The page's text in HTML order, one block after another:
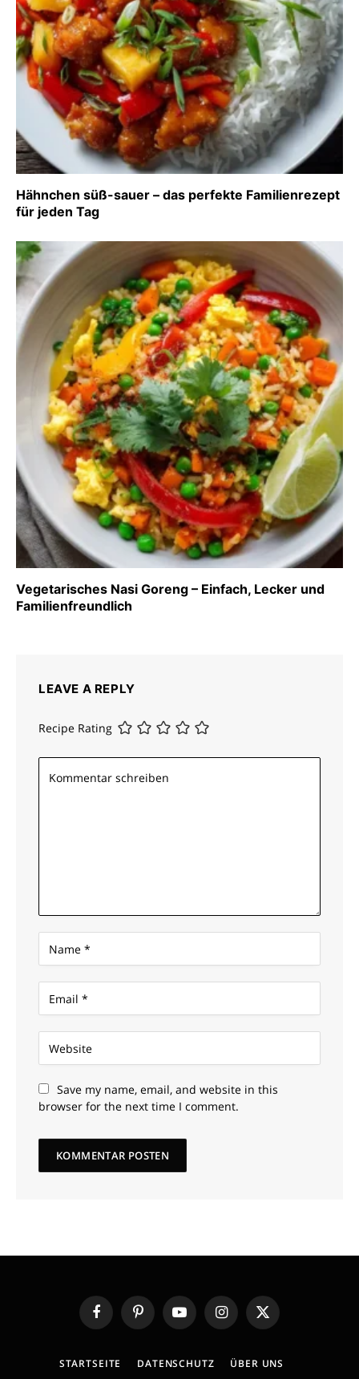
Hähnchen süß-sauer – das perfekte Familienrezept
für jeden Tag
Vegetarisches Nasi Goreng – Einfach, Lecker und
Familienfreundlich
LEAVE A REPLY
Recipe Rating
Save my name, email, and website in this
browser for the next time I comment.
FacebookPinterestYouTubeInstagram
X
(Twitter)
STARTSEITE DATENSCHUTZ ÜBER UNS